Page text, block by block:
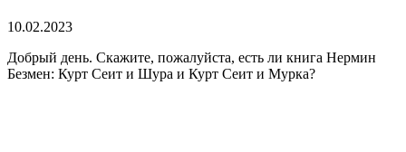
10.02.2023
Добрый день. Скажите, пожалуйста, есть ли книга Нермин
Безмен: Курт Сеит и Шура и Курт Сеит и Мурка?